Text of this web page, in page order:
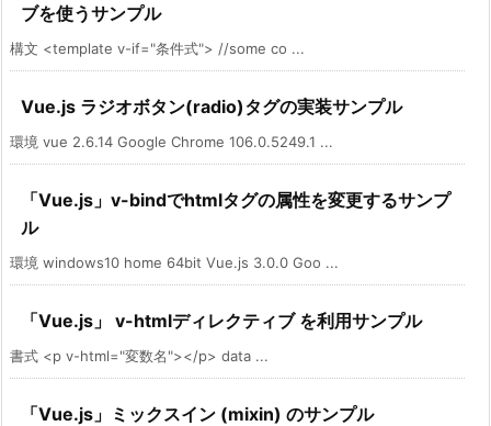
ブを使うサンプル
構文 <template v-if="条件式"> //some co ...
Vue.js ラジオボタン(radio)タグの実装サンプル
環境 vue 2.6.14 Google Chrome 106.0.5249.1 ...
「Vue.js」v-bindでhtmlタグの属性を変更するサンプ
ル
環境 windows10 home 64bit Vue.js 3.0.0 Goo ...
「Vue.js」 v-htmlディレクティブ を利用サンプル
書式 <p v-html="変数名"></p> data ...
「Vue.js」ミックスイン (mixin) のサンプル